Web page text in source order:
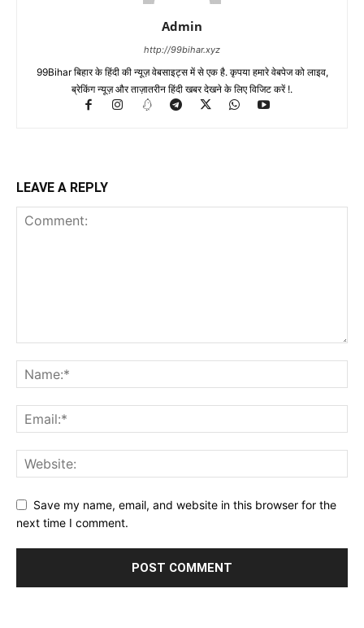
Admin
http://99bihar.xyz
99Bihar बिहार के हिंदी की न्यूज़ वेबसाइट्स में से एक है. कृपया हमारे वेबपेज को लाइव,
ब्रेकिंग न्यूज़ और ताज़ातरीन हिंदी खबर देखने के लिए विजिट करें !.
LEAVE A REPLY
Save my name, email, and website in this browser for the
next time I comment.